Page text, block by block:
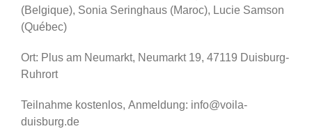
(Belgique), Sonia Seringhaus (Maroc), Lucie Samson
(Québec)
Ort: Plus am Neumarkt, Neumarkt 19, 47119 Duisburg-
Ruhrort
Teilnahme kostenlos, Anmeldung: info@voila-
duisburg.de